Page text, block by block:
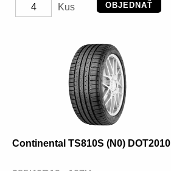
Kus OBJEDNAŤ
Continental TS810S (N0) DOT2010